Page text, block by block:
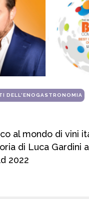
DELL'ENOGASTRONOMIA
al mondo di vini
di Luca Gardini
2022